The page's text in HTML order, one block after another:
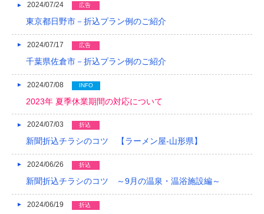
2024/07/24 広告
東京都日野市－折込プラン例のご紹介
2024/07/17 広告
千葉県佐倉市－折込プラン例のご紹介
2024/07/08 INFO
2023年 夏季休業期間の対応について
2024/07/03 折込
新聞折込チラシのコツ 【ラーメン屋-山形県】
2024/06/26 折込
新聞折込チラシのコツ ～9月の温泉・温浴施設編～
2024/06/19 折込